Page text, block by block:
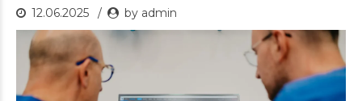
12.06.2025 by admin